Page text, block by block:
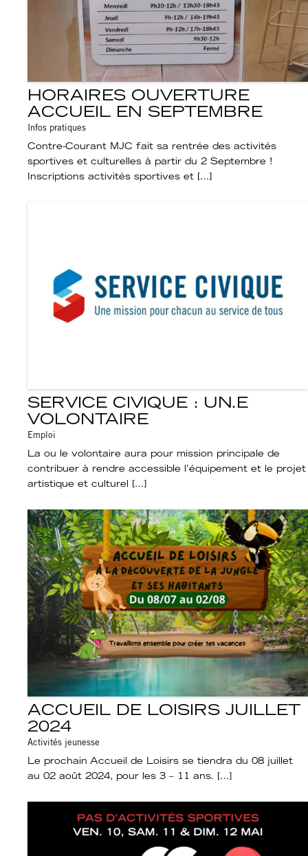
HORAIRES OUVERTURE
ACCUEIL EN SEPTEMBRE
Infos pratiques
Contre-Courant MJC fait sa rentrée des activités
sportives et culturelles à partir du 2 Septembre !
Inscriptions activités sportives et […]
SERVICE CIVIQUE : UN.E
VOLONTAIRE
Emploi
La ou le volontaire aura pour mission principale de
contribuer à rendre accessible l’équipement et le projet
artistique et culturel […]
ACCUEIL DE LOISIRS JUILLET
2024
Activités jeunesse
Le prochain Accueil de Loisirs se tiendra du 08 juillet
au 02 août 2024, pour les 3 – 11 ans. […]